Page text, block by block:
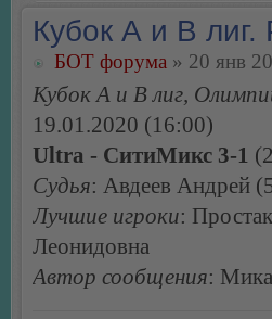
Кубок А и В лиг.
БОТ форума » 20 янв
Кубок А и В лиг,
19.01.2020 (16:00)
Ultra - СитиМикс 3-1
Судья: Авдеев Андрей
Лучшие игроки:
Леонидовна
Автор сообщения: